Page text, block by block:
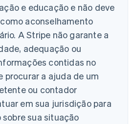
e educação e não deve
aconselhamento
A Stripe não garante a
adequação ou
contidas no
procurar a ajuda de um
ou contador
em sua jurisdição para
sua situação
English